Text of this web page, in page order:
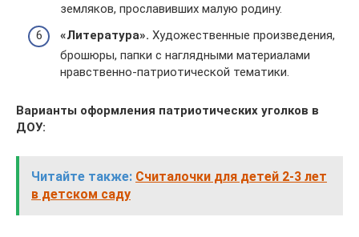
земляков, прославивших малую родину.
«Литература». Художественные произведения,
брошюры, папки с наглядными материалами
нравственно-патриотической тематики.
Варианты оформления патриотических уголков в
ДОУ:
Читайте также: Считалочки для детей 2-3 лет
в детском саду